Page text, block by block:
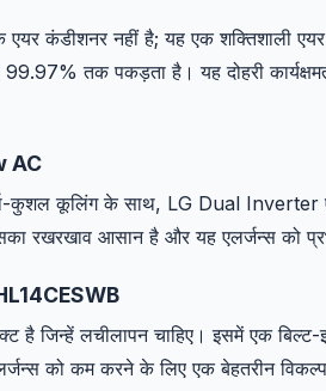
कंडीशनर नहीं है; यह एक शक्तिशाली
तक पकड़ता है। यह दोहरी
AC
कुशल कूलिंग के साथ, LG Dual Inverter
रखरखाव आसान है और यह एलर्जन्स को
है जिन्हें लचीलापन चाहिए। इसमें एक
को कम करने के लिए एक बेहतरीन